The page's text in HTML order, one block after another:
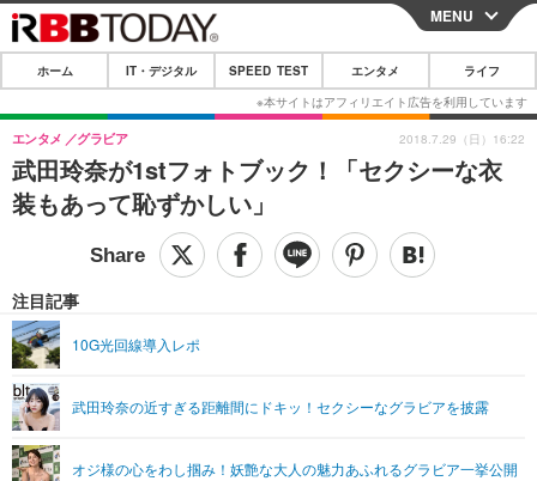
CLOSE
ホーム
IT・デジタル
IT・デジタルTOP スマートフォン
ショッピング その他
SPEED TEST
エンタメTOP 映画・ドラマ
グラビア ブログ
ショッピング その他
ライフTOP
リリース一覧
プッシュ通知の停止方法
MENU
ホーム IT・デジタル SPEED TEST エンタメ ライフ
武田玲奈が1stフォトブック！「セクシーな衣
装もあって恥ずかしい」
エンタメ グラビア
注目記事
10G光回線導入レポ
武田玲奈の近すぎる距離間にドキッ！セクシーなグラビアを披露
オジ様の心をわし掴み！妖艶な大人の魅力あふれるグラビア一挙公開
2018.7.29（日）16:22